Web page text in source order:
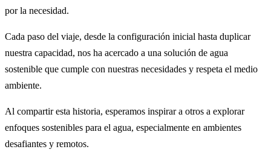
por la necesidad.
Cada paso del viaje, desde la configuración inicial hasta duplicar
nuestra capacidad, nos ha acercado a una solución de agua
sostenible que cumple con nuestras necesidades y respeta el medio
ambiente.
Al compartir esta historia, esperamos inspirar a otros a explorar
enfoques sostenibles para el agua, especialmente en ambientes
desafiantes y remotos.